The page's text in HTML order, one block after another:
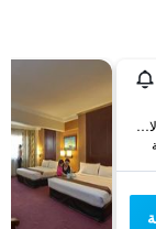
7 جالان مونشي عبد الله, كوالا لمبور, ماليزيا